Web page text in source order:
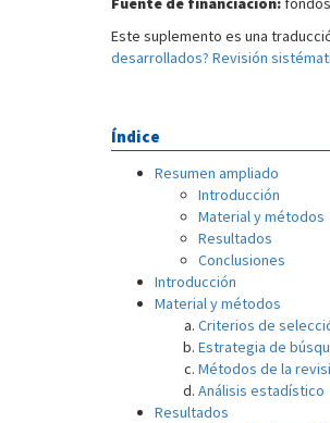
Este suplemento es una
desarrollados? Revisión
Índice
Resumen ampliado
Introducción
Material y métodos
Resultados
Conclusiones
Introducción
Material y métodos
Criterios de
Estrategia de
Métodos de la
Análisis estadístico
Resultados